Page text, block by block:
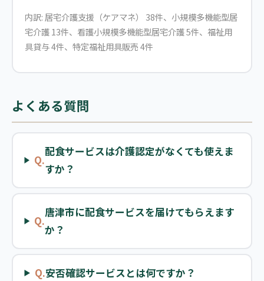
内訳: 居宅介護支援（ケアマネ） 38件、小規模多機能型居
宅介護 13件、看護小規模多機能型居宅介護 5件、福祉用
具貸与 4件、特定福祉用具販売 4件
よくある質問
Q.
配食サービスは介護認定がなくても使えま
すか？
Q.
唐津市に配食サービスを届けてもらえます
か？
Q.安否確認サービスとは何ですか？